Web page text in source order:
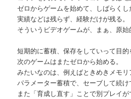
ゼロからゲームを始めて、しばらくし
実績などは残らず、経験だけが残る。
そういうビデオゲームが、まぁ、原始
短期的に蓄積、保存をしていって目的
次のゲームはまたゼロから始める。
みたいなのは、例えばときめきメモリ
パラメーター蓄積で、セーブして続
また「育成し直す」ことで別プレイが